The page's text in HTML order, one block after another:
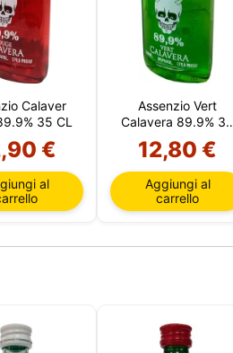
Calaver
35 CL
€
al
Assenzio Vert
Calavera 89.9% 35
CL
12,80 €
Aggiungi al
carrello